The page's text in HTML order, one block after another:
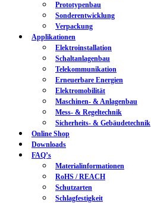
Prototypenbau
Sonderentwicklung
Verpackung
Applikationen
Elektroinstallation
Schaltanlagenbau
Telekommunikation
Erneuerbare Energien
Elektromobilität
Maschinen- & Anlagenbau
Mess- & Regeltechnik
Sicherheits- & Gebäudetechnik
Online Shop
Downloads
FAQ’s
Materialinformationen
RoHS / REACH
Schutzarten
Schlagfestigkeit